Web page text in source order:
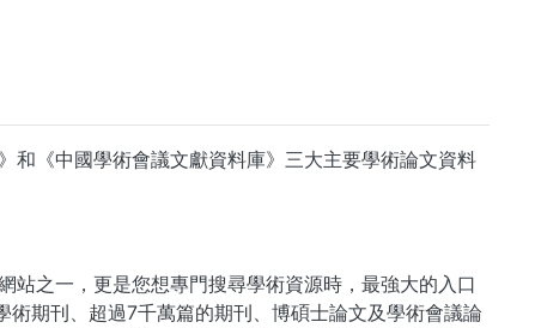
和《中國學術會議文獻資料庫》三大主要學術論文資料
站之一，更是您想專門搜尋學術資源時，最強大的入口
期刊、超過7千萬篇的期刊、博碩士論文及學術會議論